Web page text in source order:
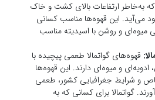
را دم کنیم؟
صحیح اهمیت زیادی دارد تا طعم‌های
شکل ممکن نمایان شود. در اینجا، چند
تک خاستگاه ارائه می‌دهیم.
قهوه تک خاستگاه برای